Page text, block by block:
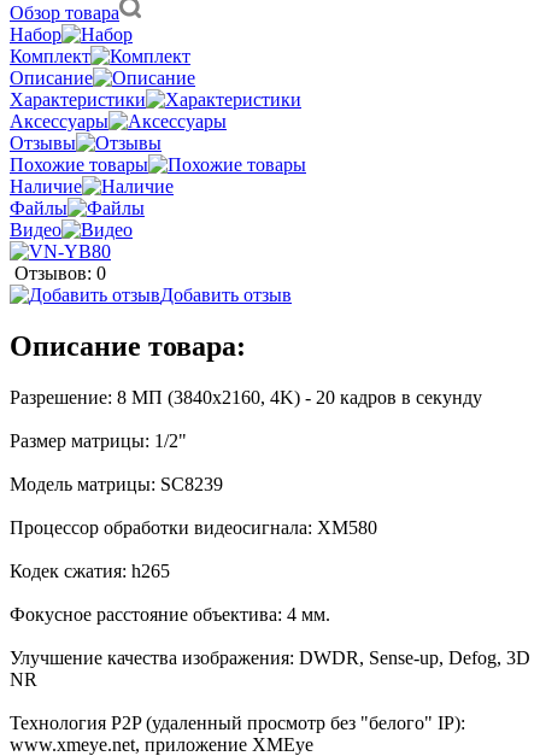
Обзор товара
Набор
Комплект
Описание
Характеристики
Аксессуары
Отзывы
Похожие товары
Наличие
Файлы
Видео
Отзывов: 0
Добавить отзыв
Описание товара:
Разрешение: 8 МП (3840х2160, 4K) - 20 кадров в секунду
Размер матрицы: 1/2"
Модель матрицы: SC8239
Процессор обработки видеосигнала: XM580
Кодек сжатия: h265
Фокусное расстояние объектива: 4 мм.
Улучшение качества изображения: DWDR, Sense-up, Defog, 3D
NR
Технология P2P (удаленный просмотр без "белого" IP):
www.xmeye.net, приложение XMEye